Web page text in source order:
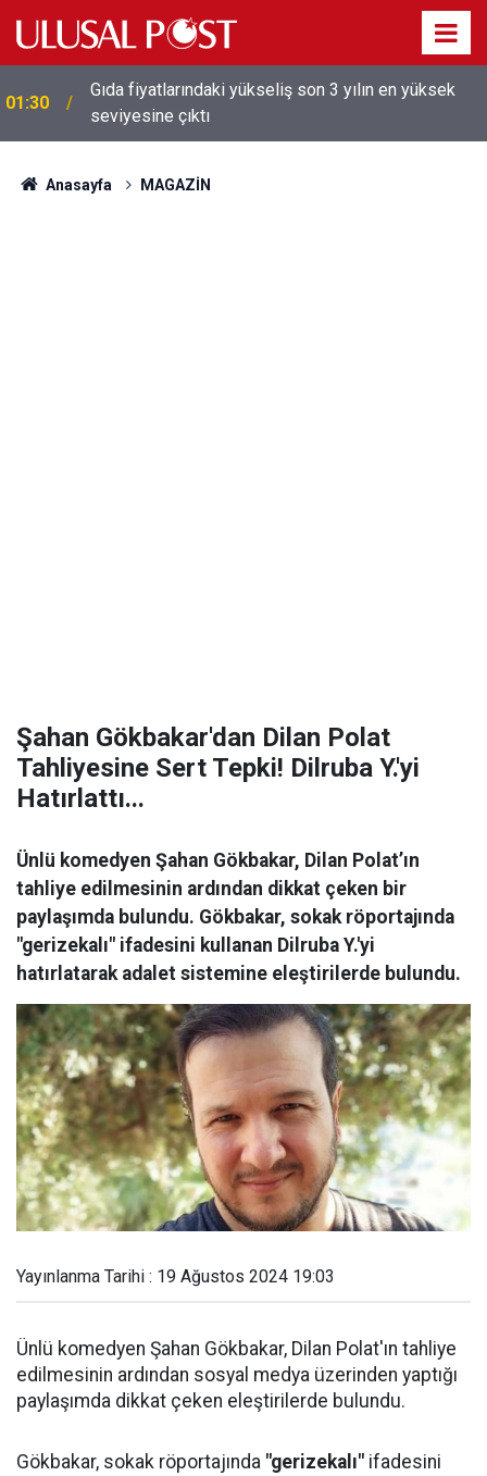
01:26
Galatasaray'dan sekiz kişi hakkında savcılığa suç
duyurusu
Anasayfa MAGAZİN
Şahan Gökbakar'dan Dilan Polat
Tahliyesine Sert Tepki! Dilruba Y.'yi
Hatırlattı...
Ünlü komedyen Şahan Gökbakar, Dilan Polat’ın
tahliye edilmesinin ardından dikkat çeken bir
paylaşımda bulundu. Gökbakar, sokak röportajında
"gerizekalı" ifadesini kullanan Dilruba Y.'yi
hatırlatarak adalet sistemine eleştirilerde bulundu.
Yayınlanma Tarihi : 19 Ağustos 2024 19:03
Ünlü komedyen Şahan Gökbakar, Dilan Polat'ın tahliye
edilmesinin ardından sosyal medya üzerinden yaptığı
paylaşımda dikkat çeken eleştirilerde bulundu.
Gökbakar, sokak röportajında "gerizekalı" ifadesini